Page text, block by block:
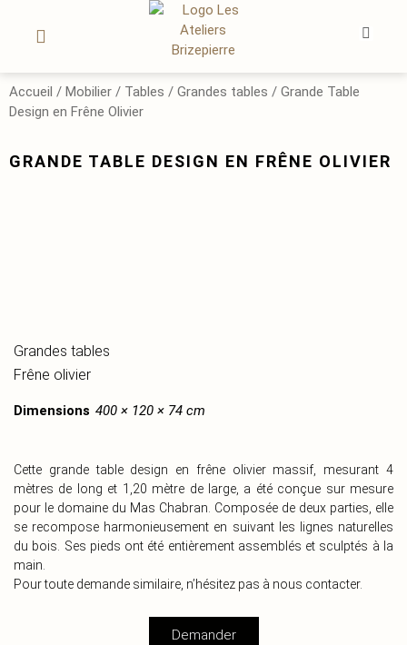
Accueil / Mobilier / Tables / Grandes tables / Grande Table
Design en Frêne Olivier
GRANDE TABLE DESIGN EN FRÊNE OLIVIER
Grandes tables
Frêne olivier
Dimensions 400 × 120 × 74 cm
Cette grande table design en frêne olivier massif, mesurant 4
mètres de long et 1,20 mètre de large, a été conçue sur mesure
pour le domaine du Mas Chabran. Composée de deux parties, elle
se recompose harmonieusement en suivant les lignes naturelles
du bois. Ses pieds ont été entièrement assemblés et sculptés à la
main.
Pour toute demande similaire, n’hésitez pas à nous contacter.
Demander